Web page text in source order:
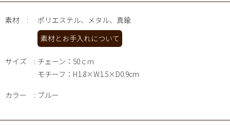
素材
ポリエステル、メタル、真鍮
素材とお手入れについて
サイズ
チェーン：50ｃｍ
モチーフ：H1.8×W1.5×D0.9cm
カラー ブルー